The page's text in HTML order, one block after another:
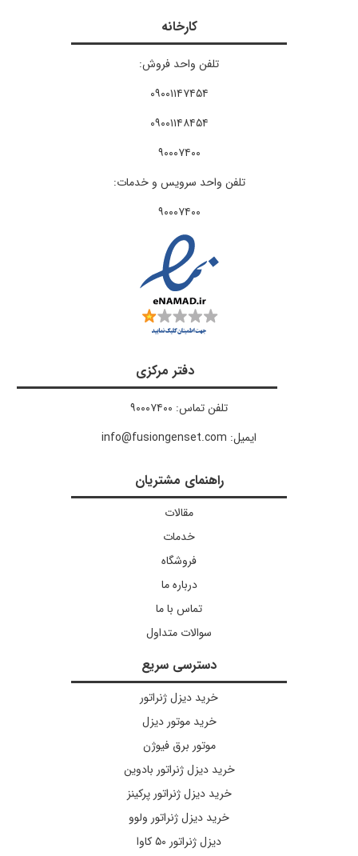
دسترسی سریع
خرید دیزل ژنراتور
خرید موتور دیزل
موتور برق فیوژن
خرید دیزل ژنراتور بادوین
خرید دیزل ژنراتور پرکینز
خرید دیزل ژنراتور ولوو
دیزل ژنراتور ۵۰ کاوا
راهنمای مشتریان
مقالات
خدمات
فروشگاه
درباره ما
تماس با ما
سوالات متداول
دفتر مرکزی
تلفن تماس: ۹۰۰۰۷۴۰۰
ایمیل: info@fusiongenset.com
کارخانه
تلفن واحد فروش:
۰۹۰۰۱۱۴۷۴۵۴
۰۹۰۰۱۱۴۸۴۵۴
۹۰۰۰۷۴۰۰​
تلفن واحد سرویس و خدمات:
۹۰۰۰۷۴۰۰